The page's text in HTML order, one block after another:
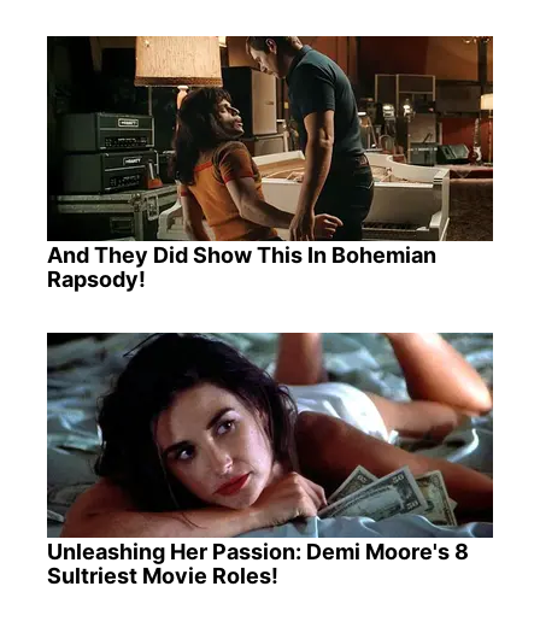
And They Did Show This In Bohemian
Rapsody!
Unleashing Her Passion: Demi Moore's 8
Sultriest Movie Roles!